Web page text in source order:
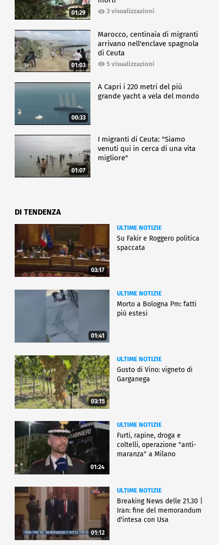
01:29 3 visualizzazioni
01:03
Marocco, centinaia di migranti
arrivano nell'enclave spagnola
di Ceuta
5 visualizzazioni
00:33
A Capri i 220 metri del più
grande yacht a vela del mondo
01:07
I migranti di Ceuta: "Siamo
venuti qui in cerca di una vita
migliore"
DI TENDENZA
03:17
ULTIME NOTIZIE
Su Fakir e Roggero politica
spaccata
01:41
ULTIME NOTIZIE
Morto a Bologna Pm: fatti
più estesi
03:15
ULTIME NOTIZIE
Gusto di Vino: vigneto di
Garganega
01:24
ULTIME NOTIZIE
Furti, rapine, droga e
coltelli, operazione "anti-
maranza" a Milano
01:12
ULTIME NOTIZIE
Breaking News delle 21.30 |
Iran: fine del memorandum
d'intesa con Usa